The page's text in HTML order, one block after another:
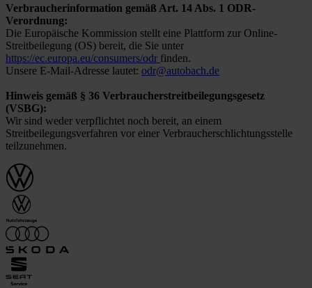
Verbraucherinformation gemäß Art. 14 Abs. 1 ODR-
Verordnung:
Die Europäische Kommission stellt eine Plattform zur Online-
Streitbeilegung (OS) bereit, die Sie unter
https://ec.europa.eu/consumers/odr finden.
Unsere E-Mail-Adresse lautet: odr@autobach.de
Hinweis gemäß § 36 Verbraucherstreitbeilegungsgesetz
(VSBG):
Wir sind weder verpflichtet noch bereit, an einem
Streitbeilegungsverfahren vor einer Verbraucherschlichtungsstelle
teilzunehmen.